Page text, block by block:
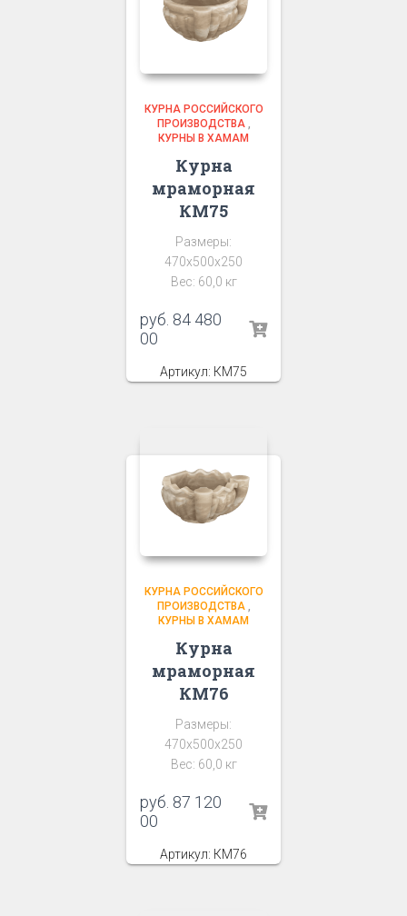
КУРНА РОССИЙСКОГО
ПРОИЗВОДСТВА,
КУРНЫ В ХАМАМ
Курна
мраморная
КМ75
Размеры:
470х500х250
Вес: 60,0 кг
руб. 84 480
00
Артикул: КМ75
КУРНА РОССИЙСКОГО
ПРОИЗВОДСТВА,
КУРНЫ В ХАМАМ
Курна
мраморная
КМ76
Размеры:
470х500х250
Вес: 60,0 кг
руб. 87 120
00
Артикул: КМ76